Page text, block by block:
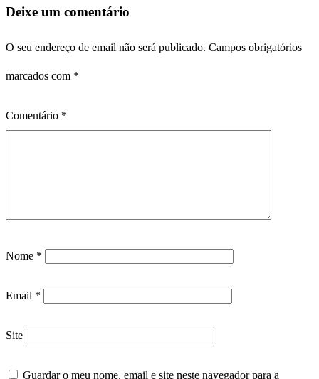
Deixe um comentário
O seu endereço de email não será publicado. Campos obrigatórios
marcados com *
Comentário *
Nome *
Email *
Site
Guardar o meu nome, email e site neste navegador para a